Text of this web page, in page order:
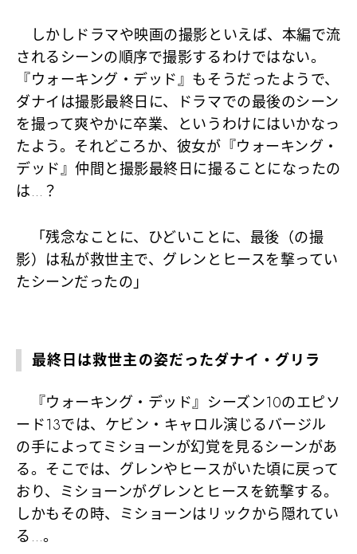
しかしドラマや映画の撮影といえば、本編で流
されるシーンの順序で撮影するわけではない。
『ウォーキング・デッド』もそうだったようで、
ダナイは撮影最終日に、ドラマでの最後のシーン
を撮って爽やかに卒業、というわけにはいかなっ
たよう。それどころか、彼女が『ウォーキング・
デッド』仲間と撮影最終日に撮ることになったの
は…？
「残念なことに、ひどいことに、最後（の撮
影）は私が救世主で、グレンとヒースを撃ってい
たシーンだったの」
最終日は救世主の姿だったダナイ・グリラ
『ウォーキング・デッド』シーズン10のエピソ
ード13では、ケビン・キャロル演じるバージル
の手によってミショーンが幻覚を見るシーンがあ
る。そこでは、グレンやヒースがいた頃に戻って
おり、ミショーンがグレンとヒースを銃撃する。
しかもその時、ミショーンはリックから隠れてい
る…。